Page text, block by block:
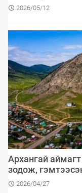
2026/05/12
​Архангай
зодож,
2026/04/27